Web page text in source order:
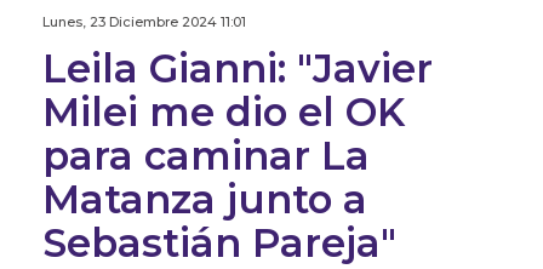
Lunes, 23 Diciembre 2024 11:01
Leila Gianni: "Javier
Milei me dio el OK
para caminar La
Matanza junto a
Sebastián Pareja"